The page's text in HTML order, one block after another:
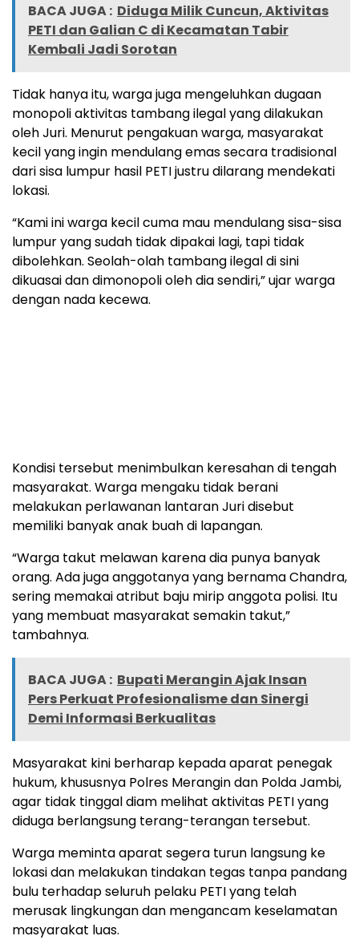
BACA JUGA : Diduga Milik Cuncun, Aktivitas
PETI dan Galian C di Kecamatan Tabir
Kembali Jadi Sorotan
Tidak hanya itu, warga juga mengeluhkan dugaan
monopoli aktivitas tambang ilegal yang dilakukan
oleh Juri. Menurut pengakuan warga, masyarakat
kecil yang ingin mendulang emas secara tradisional
dari sisa lumpur hasil PETI justru dilarang mendekati
lokasi.
“Kami ini warga kecil cuma mau mendulang sisa-sisa
lumpur yang sudah tidak dipakai lagi, tapi tidak
dibolehkan. Seolah-olah tambang ilegal di sini
dikuasai dan dimonopoli oleh dia sendiri,” ujar warga
dengan nada kecewa.
Kondisi tersebut menimbulkan keresahan di tengah
masyarakat. Warga mengaku tidak berani
melakukan perlawanan lantaran Juri disebut
memiliki banyak anak buah di lapangan.
“Warga takut melawan karena dia punya banyak
orang. Ada juga anggotanya yang bernama Chandra,
sering memakai atribut baju mirip anggota polisi. Itu
yang membuat masyarakat semakin takut,”
tambahnya.
BACA JUGA : Bupati Merangin Ajak Insan
Pers Perkuat Profesionalisme dan Sinergi
Demi Informasi Berkualitas
Masyarakat kini berharap kepada aparat penegak
hukum, khususnya Polres Merangin dan Polda Jambi,
agar tidak tinggal diam melihat aktivitas PETI yang
diduga berlangsung terang-terangan tersebut.
Warga meminta aparat segera turun langsung ke
lokasi dan melakukan tindakan tegas tanpa pandang
bulu terhadap seluruh pelaku PETI yang telah
merusak lingkungan dan mengancam keselamatan
masyarakat luas.